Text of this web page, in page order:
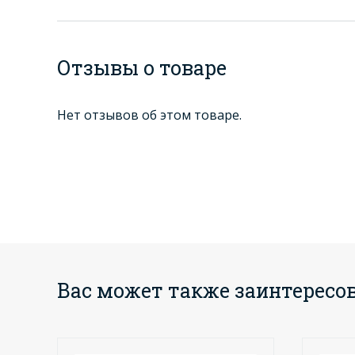
Отзывы о товаре
Нет отзывов об этом товаре.
Вас может также